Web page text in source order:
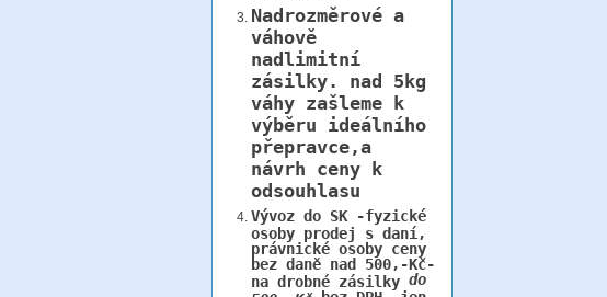
Nadrozměrové a
váhově
nadlimitní
zásilky. nad 5kg
váhy zašleme k
výběru ideálního
přepravce,a
návrh ceny k
odsouhlasu
Vývoz do SK -fyzické
osoby prodej s daní,
právnické osoby ceny
bez daně nad 500,-Kč-
na drobné zásilky do